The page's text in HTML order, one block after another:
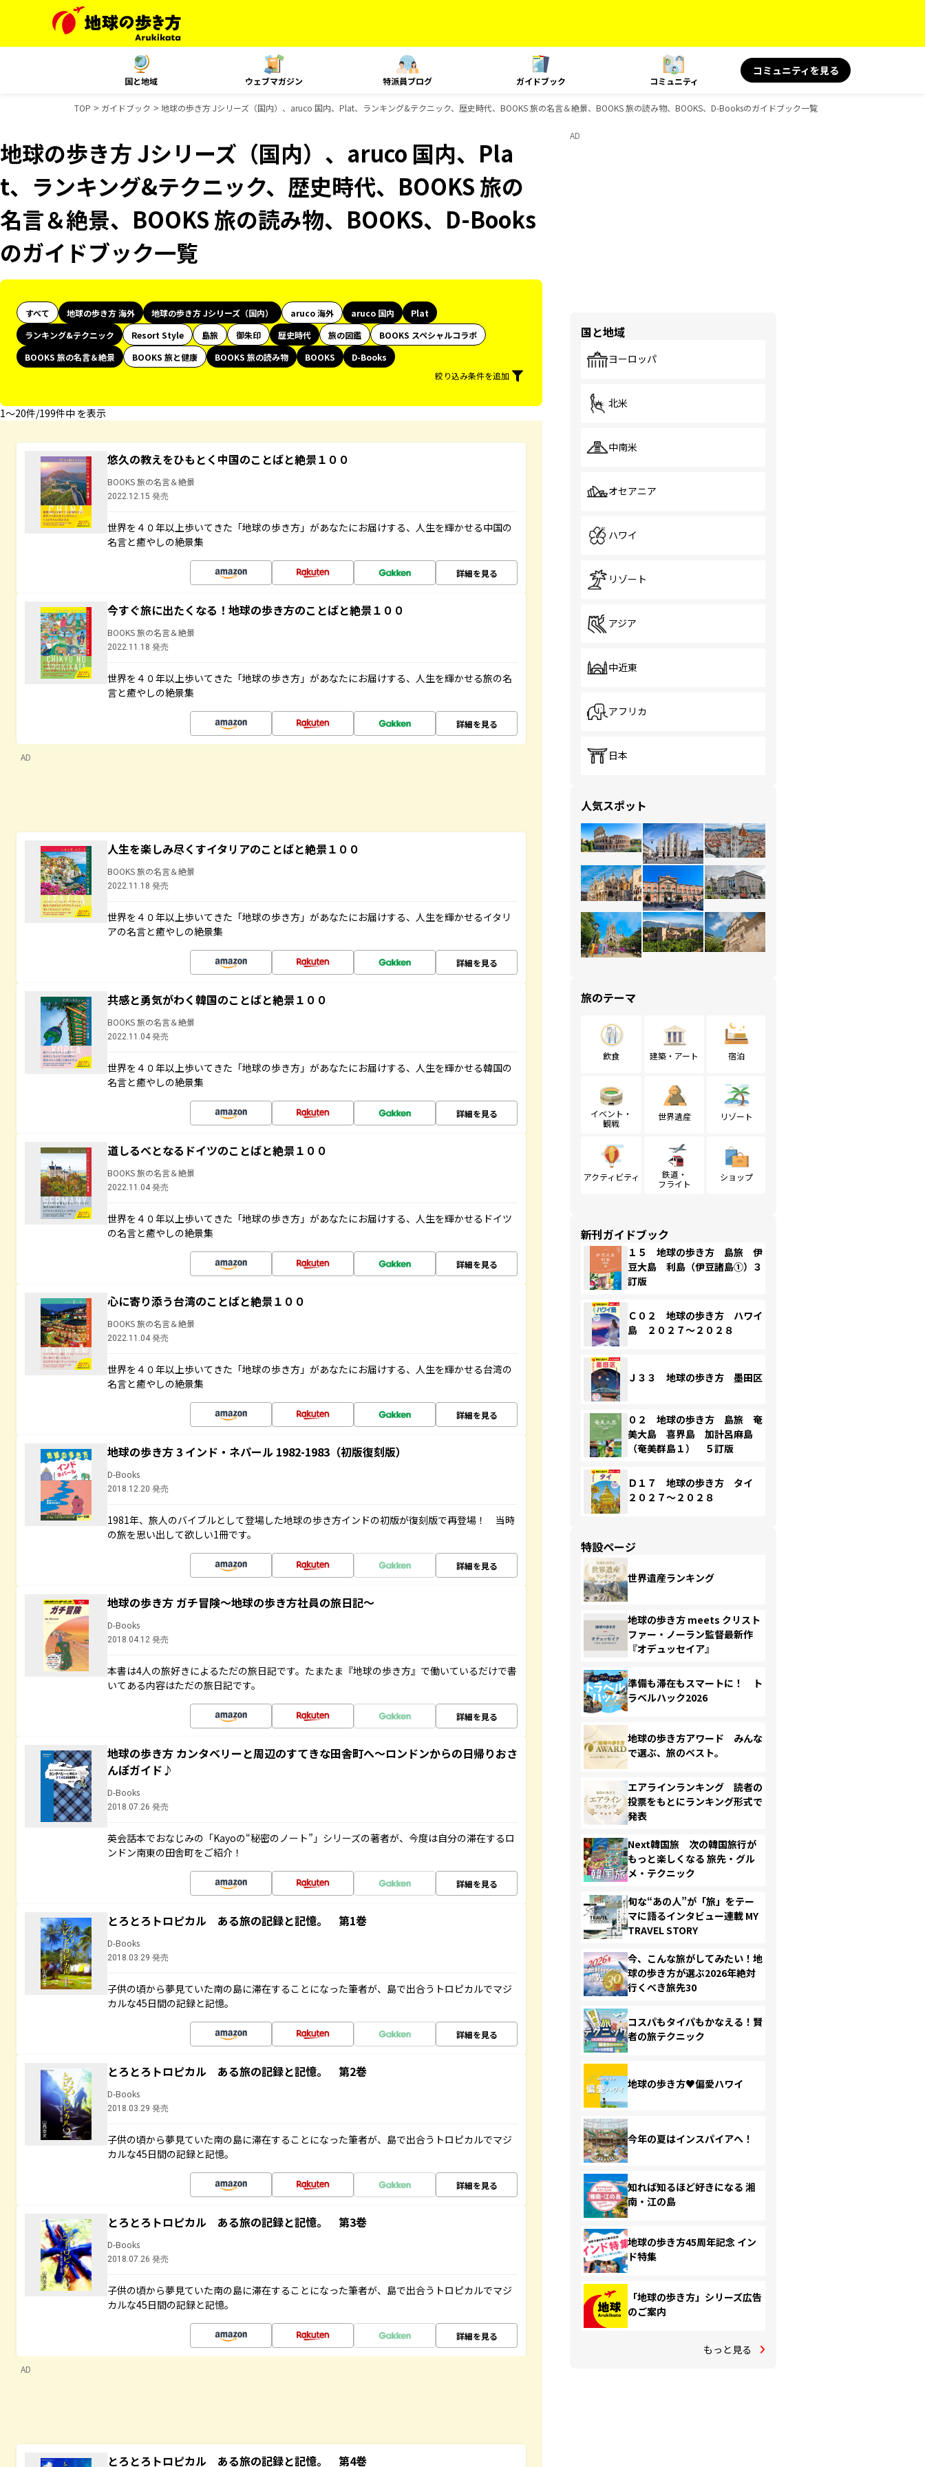
国と地域 ウェブマガジン 特派員ブログ ガイドブック コミュニティ
コミュニティを見る
TOP ガイドブック 地球の歩き方 Jシリーズ（国内）、aruco 国内、Plat、ランキング&テクニック、歴史時代、BOOKS 旅の名言＆絶景、BOOKS 旅の読み物、BOOKS、D-Booksのガイドブック一覧
地球の歩き方 Jシリーズ（国内）、aruco 国内、Pla
t、ランキング&テクニック、歴史時代、BOOKS 旅の
名言＆絶景、BOOKS 旅の読み物、BOOKS、D-Books
のガイドブック一覧
すべて 地球の歩き方 海外 地球の歩き方 Jシリーズ（国内） aruco 海外 aruco 国内
Plat
ランキング&テクニック
Resort Style 島旅 御朱印 歴史時代 旅の図鑑
BOOKS スペシャルコラボ
BOOKS 旅の名言＆絶景
BOOKS 旅と健康 BOOKS 旅の読み物 BOOKS
D-Books
絞り込み条件を追加
1〜20件/199件中 を表示
悠久の教えをひもとく中国のことばと絶景１００
BOOKS 旅の名言＆絶景
2022.12.15 発売
世界を４０年以上歩いてきた「地球の歩き方」があなたにお届けする、人生を輝かせる中国の
名言と癒やしの絶景集
詳細を見る
今すぐ旅に出たくなる！地球の歩き方のことばと絶景１００
BOOKS 旅の名言＆絶景
2022.11.18 発売
世界を４０年以上歩いてきた「地球の歩き方」があなたにお届けする、人生を輝かせる旅の名
言と癒やしの絶景集
詳細を見る
AD
人生を楽しみ尽くすイタリアのことばと絶景１００
BOOKS 旅の名言＆絶景
2022.11.18 発売
世界を４０年以上歩いてきた「地球の歩き方」があなたにお届けする、人生を輝かせるイタリ
アの名言と癒やしの絶景集
詳細を見る
共感と勇気がわく韓国のことばと絶景１００
BOOKS 旅の名言＆絶景
2022.11.04 発売
世界を４０年以上歩いてきた「地球の歩き方」があなたにお届けする、人生を輝かせる韓国の
名言と癒やしの絶景集
詳細を見る
道しるべとなるドイツのことばと絶景１００
BOOKS 旅の名言＆絶景
2022.11.04 発売
世界を４０年以上歩いてきた「地球の歩き方」があなたにお届けする、人生を輝かせるドイツ
の名言と癒やしの絶景集
詳細を見る
心に寄り添う台湾のことばと絶景１００
BOOKS 旅の名言＆絶景
2022.11.04 発売
世界を４０年以上歩いてきた「地球の歩き方」があなたにお届けする、人生を輝かせる台湾の
名言と癒やしの絶景集
詳細を見る
地球の歩き方 3 インド・ネパール 1982-1983（初版復刻版）
D-Books
2018.12.20 発売
1981年、旅人のバイブルとして登場した地球の歩き方インドの初版が復刻版で再登場！ 当時
の旅を思い出して欲しい1冊です。
詳細を見る
地球の歩き方 ガチ冒険～地球の歩き方社員の旅日記～
D-Books
2018.04.12 発売
本書は4人の旅好きによるただの旅日記です。たまたま『地球の歩き方』で働いているだけで書
いてある内容はただの旅日記です。
詳細を見る
地球の歩き方 カンタベリーと周辺のすてきな田舎町へ～ロンドンからの日帰りおさ
んぽガイド♪
D-Books
2018.07.26 発売
英会話本でおなじみの「Kayoの“秘密のノート”」シリーズの著者が、今度は自分の滞在するロ
ンドン南東の田舎町をご紹介！
詳細を見る
とろとろトロピカル ある旅の記録と記憶。 第1巻
D-Books
2018.03.29 発売
子供の頃から夢見ていた南の島に滞在することになった筆者が、島で出合うトロピカルでマジ
カルな45日間の記録と記憶。
詳細を見る
とろとろトロピカル ある旅の記録と記憶。 第2巻
D-Books
2018.03.29 発売
子供の頃から夢見ていた南の島に滞在することになった筆者が、島で出合うトロピカルでマジ
カルな45日間の記録と記憶。
詳細を見る
とろとろトロピカル ある旅の記録と記憶。 第3巻
D-Books
2018.07.26 発売
子供の頃から夢見ていた南の島に滞在することになった筆者が、島で出合うトロピカルでマジ
カルな45日間の記録と記憶。
詳細を見る
AD
とろとろトロピカル ある旅の記録と記憶。 第4巻
AD
国と地域
ヨーロッパ
北米
中南米
オセアニア
ハワイ
リゾート
アジア
中近東
アフリカ
日本
人気スポット
旅のテーマ
飲食 建築・アート 宿泊
イベント・
観戦
世界遺産 リゾート
アクティビティ
鉄道・
フライト
ショップ
新刊ガイドブック
１５ 地球の歩き方 島旅 伊
豆大島 利島（伊豆諸島①）３
訂版
Ｃ０２ 地球の歩き方 ハワイ
島 ２０２７～２０２８
Ｊ３３ 地球の歩き方 墨田区
０２ 地球の歩き方 島旅 奄
美大島 喜界島 加計呂麻島
（奄美群島１） ５訂版
Ｄ１７ 地球の歩き方 タイ
２０２７～２０２８
特設ページ
世界遺産ランキング
地球の歩き方 meets クリスト
ファー・ノーラン監督最新作
『オデュッセイア』
準備も滞在もスマートに！ ト
ラベルハック2026
地球の歩き方アワード みんな
で選ぶ、旅のベスト。
エアラインランキング 読者の
投票をもとにランキング形式で
発表
Next韓国旅 次の韓国旅行が
もっと楽しくなる 旅先・グル
メ・テクニック
旬な“あの人”が「旅」をテー
マに語るインタビュー連載 MY
TRAVEL STORY
今、こんな旅がしてみたい！地
球の歩き方が選ぶ2026年絶対
行くべき旅先30
コスパもタイパもかなえる！賢
者の旅テクニック
地球の歩き方♥偏愛ハワイ
今年の夏はインスパイアへ！
知れば知るほど好きになる 湘
南・江の島
地球の歩き方45周年記念 イン
ド特集
「地球の歩き方」シリーズ広告
のご案内
もっと見る